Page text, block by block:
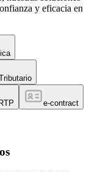
y eficacia en
e-contract